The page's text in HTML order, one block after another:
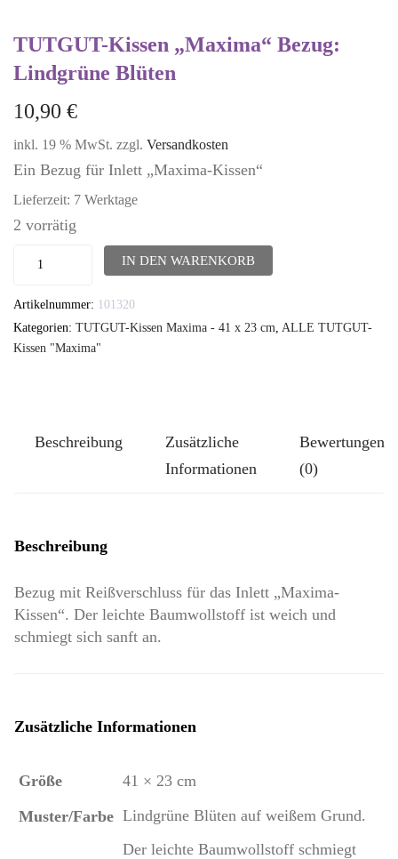
TUTGUT-Kissen „Maxima“ Bezug:
Lindgrüne Blüten
10,90 €
inkl. 19 % MwSt. zzgl. Versandkosten
Ein Bezug für Inlett „Maxima-Kissen“
Lieferzeit: 7 Werktage
2 vorrätig
TUTGUT-
"Maxima"
Bezug:
IN DEN WARENKORB
Artikelnummer: 101320
Kategorien: TUTGUT-Kissen Maxima - 41 x 23 cm ALLE TUTGUT-
Kissen "Maxima"
Beschreibung
Zusätzliche
Informationen
Bewertungen
(0)
Beschreibung
Bezug mit Reißverschluss für das Inlett „Maxima-
Kissen“. Der leichte Baumwollstoff ist weich und
schmiegt sich sanft an.
Zusätzliche Informationen
Größe
41 × 23 cm
Muster/Farbe Lindgrüne Blüten auf weißem Grund.
Der leichte Baumwollstoff schmiegt